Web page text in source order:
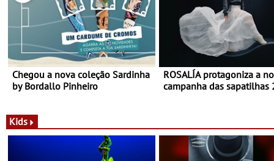
Chegou a nova coleção Sardinha
by Bordallo Pinheiro
ROSALÍA protagoniza a
campanha das sapatilhas
Kids